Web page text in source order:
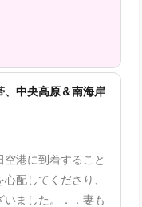
中央高原＆南海岸
港に到着すること
配してくださり、
ました。．．妻も